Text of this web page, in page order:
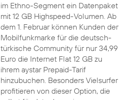
im Ethno-Segment ein Datenpaket
mit 12 GB Highspeed-Volumen. Ab
dem 1. Februar können Kunden der
Mobilfunkmarke für die deutsch-
türkische Community für nur 34,99
Euro die Internet Flat 12 GB zu
ihrem aystar Prepaid-Tarif
hinzubuchen. Besonders Vielsurfer
profitieren von dieser Option, die